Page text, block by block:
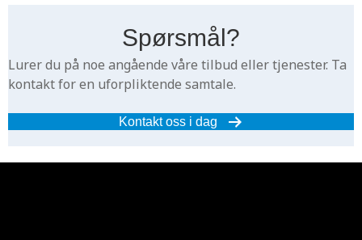
Spørsmål?
Lurer du på noe angående våre tilbud eller tjenester. Ta
kontakt for en uforpliktende samtale.
Kontakt oss i dag